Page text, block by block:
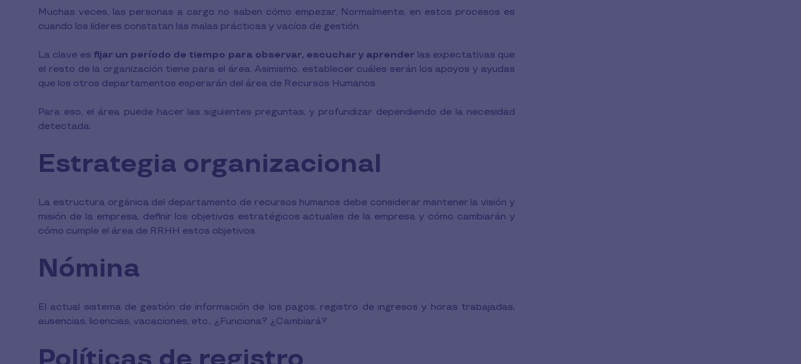
Muchas veces, las personas a cargo no saben cómo empezar. Normalmente, en estos procesos es
cuando los líderes constatan las malas prácticas y vacíos de gestión.
La clave es fijar un período de tiempo para observar, escuchar y aprender las expectativas que
el resto de la organización tiene para el área. Asimismo, establecer cuáles serán los apoyos y ayudas
que los otros departamentos esperarán del área de Recursos Humanos.
Para eso, el área puede hacer las siguientes preguntas, y profundizar dependiendo de la necesidad
detectada:
Estrategia organizacional
La estructura orgánica del departamento de recursos humanos debe considerar mantener la visión y
misión de la empresa, definir los objetivos estratégicos actuales de la empresa y cómo cambiarán y
cómo cumple el área de RRHH estos objetivos.
Nómina
El actual sistema de gestión de información de los pagos, registro de ingresos y horas trabajadas,
ausencias, licencias, vacaciones, etc., ¿Funciona? ¿Cambiará?